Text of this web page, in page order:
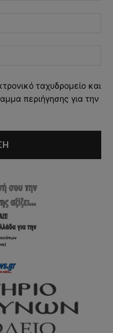
ταχυδρομείο και
περιήγησης για την